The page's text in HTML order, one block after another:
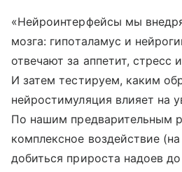
«Нейроинтерфейсы мы
мозга: гипоталамус и
отвечают за аппетит, стресс
И затем тестируем, каким
нейростимуляция влияет на
По нашим предварительным
комплексное воздействие
добиться прироста надоев